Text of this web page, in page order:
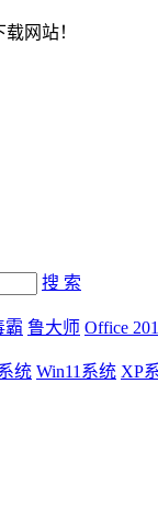
网站！
搜 索
霸 鲁大师 Office
统 Win11系统 XP